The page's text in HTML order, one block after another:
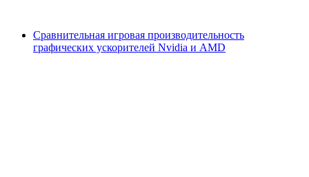
Сравнительная игровая производительность
графических ускорителей Nvidia и AMD